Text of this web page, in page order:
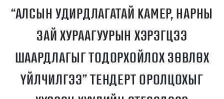
“АЛСЫН УДИРДЛАГАТАЙ КАМЕР, НАРНЫ
ЗАЙ ХУРААГУУРЫН ХЭРЭГЦЭЭ
ШААРДЛАГЫГ ТОДОРХОЙЛОХ ЗӨВЛӨХ
ҮЙЛЧИЛГЭЭ” ТЕНДЕРТ ОРОЛЦОХЫГ